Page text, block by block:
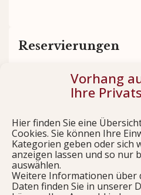
Vorhang
Ihre
Hier finden Sie eine
Cookies. Sie können Ihre
Kategorien geben oder sich
anzeigen lassen und so nur
auswählen.
Weitere Informationen über
Daten finden Sie in unserer
Reservierungen
Sichern Sie sich rechtzeitig
Jetzt reservieren
Links